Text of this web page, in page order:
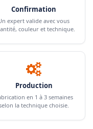
Confirmation
expert valide avec vous
couleur et technique.
Production
en 1 à 3 semaines
la technique choisie.